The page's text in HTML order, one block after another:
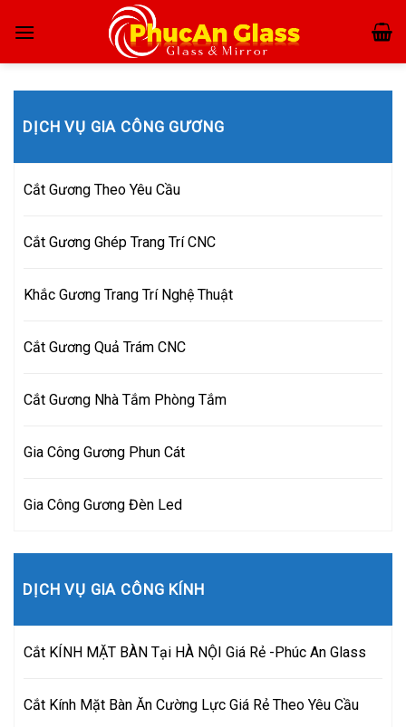
DỊCH VỤ GIA CÔNG GƯƠNG
Cắt Gương Theo Yêu Cầu
Cắt Gương Ghép Trang Trí CNC
Khắc Gương Trang Trí Nghệ Thuật
Cắt Gương Quả Trám CNC
Cắt Gương Nhà Tắm Phòng Tắm
Gia Công Gương Phun Cát
Gia Công Gương Đèn Led
DỊCH VỤ GIA CÔNG KÍNH
Cắt KÍNH MẶT BÀN Tại HÀ NỘI Giá Rẻ -Phúc An Glass
Cắt Kính Mặt Bàn Ăn Cường Lực Giá Rẻ Theo Yêu Cầu